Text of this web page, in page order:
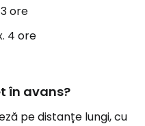
ore
4 ore
în avans?
pe distanțe lungi, cu